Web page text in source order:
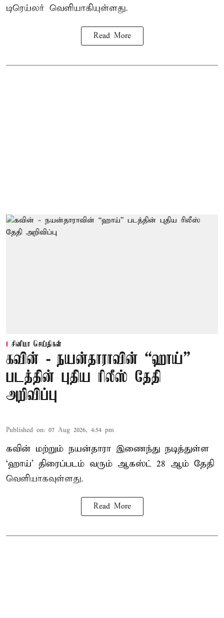
டிரெய்லர் வெளியாகியுள்ளது.
Read More
சினிமா செய்திகள்
கவின் - நயன்தாராவின் “ஹாய்”
படத்தின் புதிய ரிலீஸ் தேதி
அறிவிப்பு
Published on: 07 Aug 2026, 4:54 pm
கவின் மற்றும் நயன்தாரா இணைந்து நடித்துள்ள
‘ஹாய்’ திரைப்படம் வரும் ஆகஸ்ட் 28 ஆம் தேதி
வெளியாகவுள்ளது.
Read More